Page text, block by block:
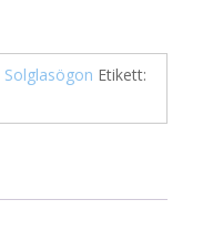
Solglasögon Etikett: